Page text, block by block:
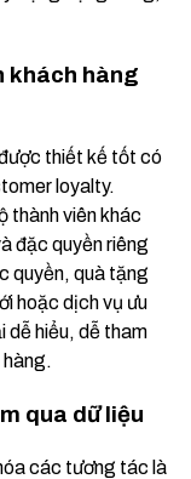
khách hàng
thiết kế tốt có
loyalty.
thành viên khác
đặc quyền riêng
quyền, quà tặng
hoặc dịch vụ ưu
dễ hiểu, dễ tham
qua dữ liệu
các tương tác là